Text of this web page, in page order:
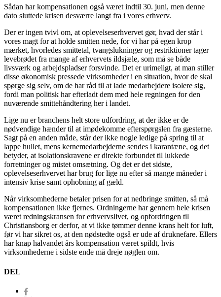
Sådan har kompensationen også været indtil 30. juni, men denne
dato sluttede krisen desværre langt fra i vores erhverv.
Der er ingen tvivl om, at oplevelseserhvervet gør, hvad der står i
vores magt for at holde smitten nede, for vi har på egen krop
mærket, hvorledes smittetal, tvangslukninger og restriktioner tager
levebrødet fra mange af erhvervets ildsjæle, som må se både
livsværk og arbejdspladser forsvinde. Det er urimeligt, at man stiller
disse økonomisk pressede virksomheder i en situation, hvor de skal
spørge sig selv, om de har råd til at lade medarbejdere isolere sig,
fordi man politisk har efterladt dem med hele regningen for den
nuværende smittehåndtering her i landet.
Lige nu er branchens helt store udfordring, at der ikke er de
nødvendige hænder til at imødekomme efterspørgslen fra gæsterne.
Sagt på en anden måde, står der ikke nogle ledige på spring til at
lappe hullet, mens kernemedarbejderne sendes i karantæne, og det
betyder, at isolationskravene er direkte forbundet til lukkede
forretninger og mistet omsætning. Og det er det sidste,
oplevelseserhvervet har brug for lige nu efter så mange måneder i
intensiv krise samt ophobning af gæld.
Når virksomhederne betaler prisen for at nedbringe smitten, så må
kompensationen ikke fjernes. Ordningerne har gennem hele krisen
været redningskransen for erhvervslivet, og opfordringen til
Christiansborg er derfor, at vi ikke tømmer denne krans helt for luft,
før vi har sikret os, at den nødstedte også er ude af druknefare. Ellers
har knap halvandet års kompensation været spildt, hvis
virksomhederne i sidste ende må dreje nøglen om.
DEL